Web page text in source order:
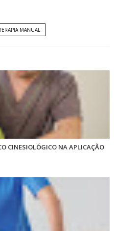
MANUAL
CINESIOLÓGICO NA APLICAÇÃO